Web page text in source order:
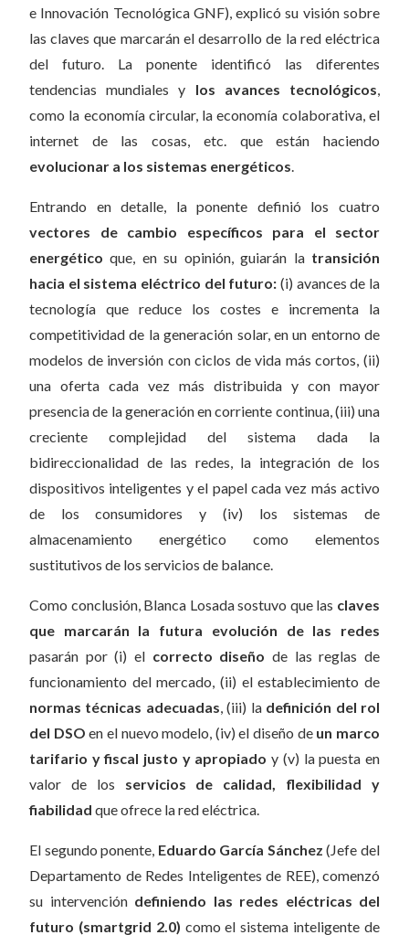
e Innovación Tecnológica GNF), explicó su visión sobre
las claves que marcarán el desarrollo de la red eléctrica
del futuro. La ponente identificó las diferentes
tendencias mundiales y los avances tecnológicos
como la economía circular, la economía colaborativa, el
internet de las cosas, etc. que están haciendo
evolucionar a los sistemas energéticos
Entrando en detalle, la ponente definió los cuatro
vectores de cambio específicos para el sector
energético que, en su opinión, guiarán la transición
hacia el sistema eléctrico del futuro: (i) avances de la
tecnología que reduce los costes e incrementa la
competitividad de la generación solar, en un entorno de
modelos de inversión con ciclos de vida más cortos, (ii)
una oferta cada vez más distribuida y con mayor
presencia de la generación en corriente continua, (iii) una
creciente complejidad del sistema dada la
bidireccionalidad de las redes, la integración de los
dispositivos inteligentes y el papel cada vez más activo
de los consumidores y (iv) los sistemas de
almacenamiento energético como elementos
sustitutivos de los servicios de balance.
Como conclusión, Blanca Losada sostuvo que las claves
que marcarán la futura evolución de las redes
pasarán por (i) el correcto diseño de las reglas de
funcionamiento del mercado, (ii) el establecimiento de
normas técnicas adecuadas , (iii) la definición del rol
del DSOen el nuevo modelo, (iv) el diseño de un marco
tarifario y fiscal justo y apropiado y (v) la puesta en
valor de los servicios de calidad, flexibilidad y
fiabilidad que ofrece la red eléctrica.
El segundo ponente, Eduardo García Sánchez (Jefe del
Departamento de Redes Inteligentes de REE), comenzó
su intervención definiendo las redes eléctricas del
futuro (smartgrid 2.0) como el sistema inteligente de